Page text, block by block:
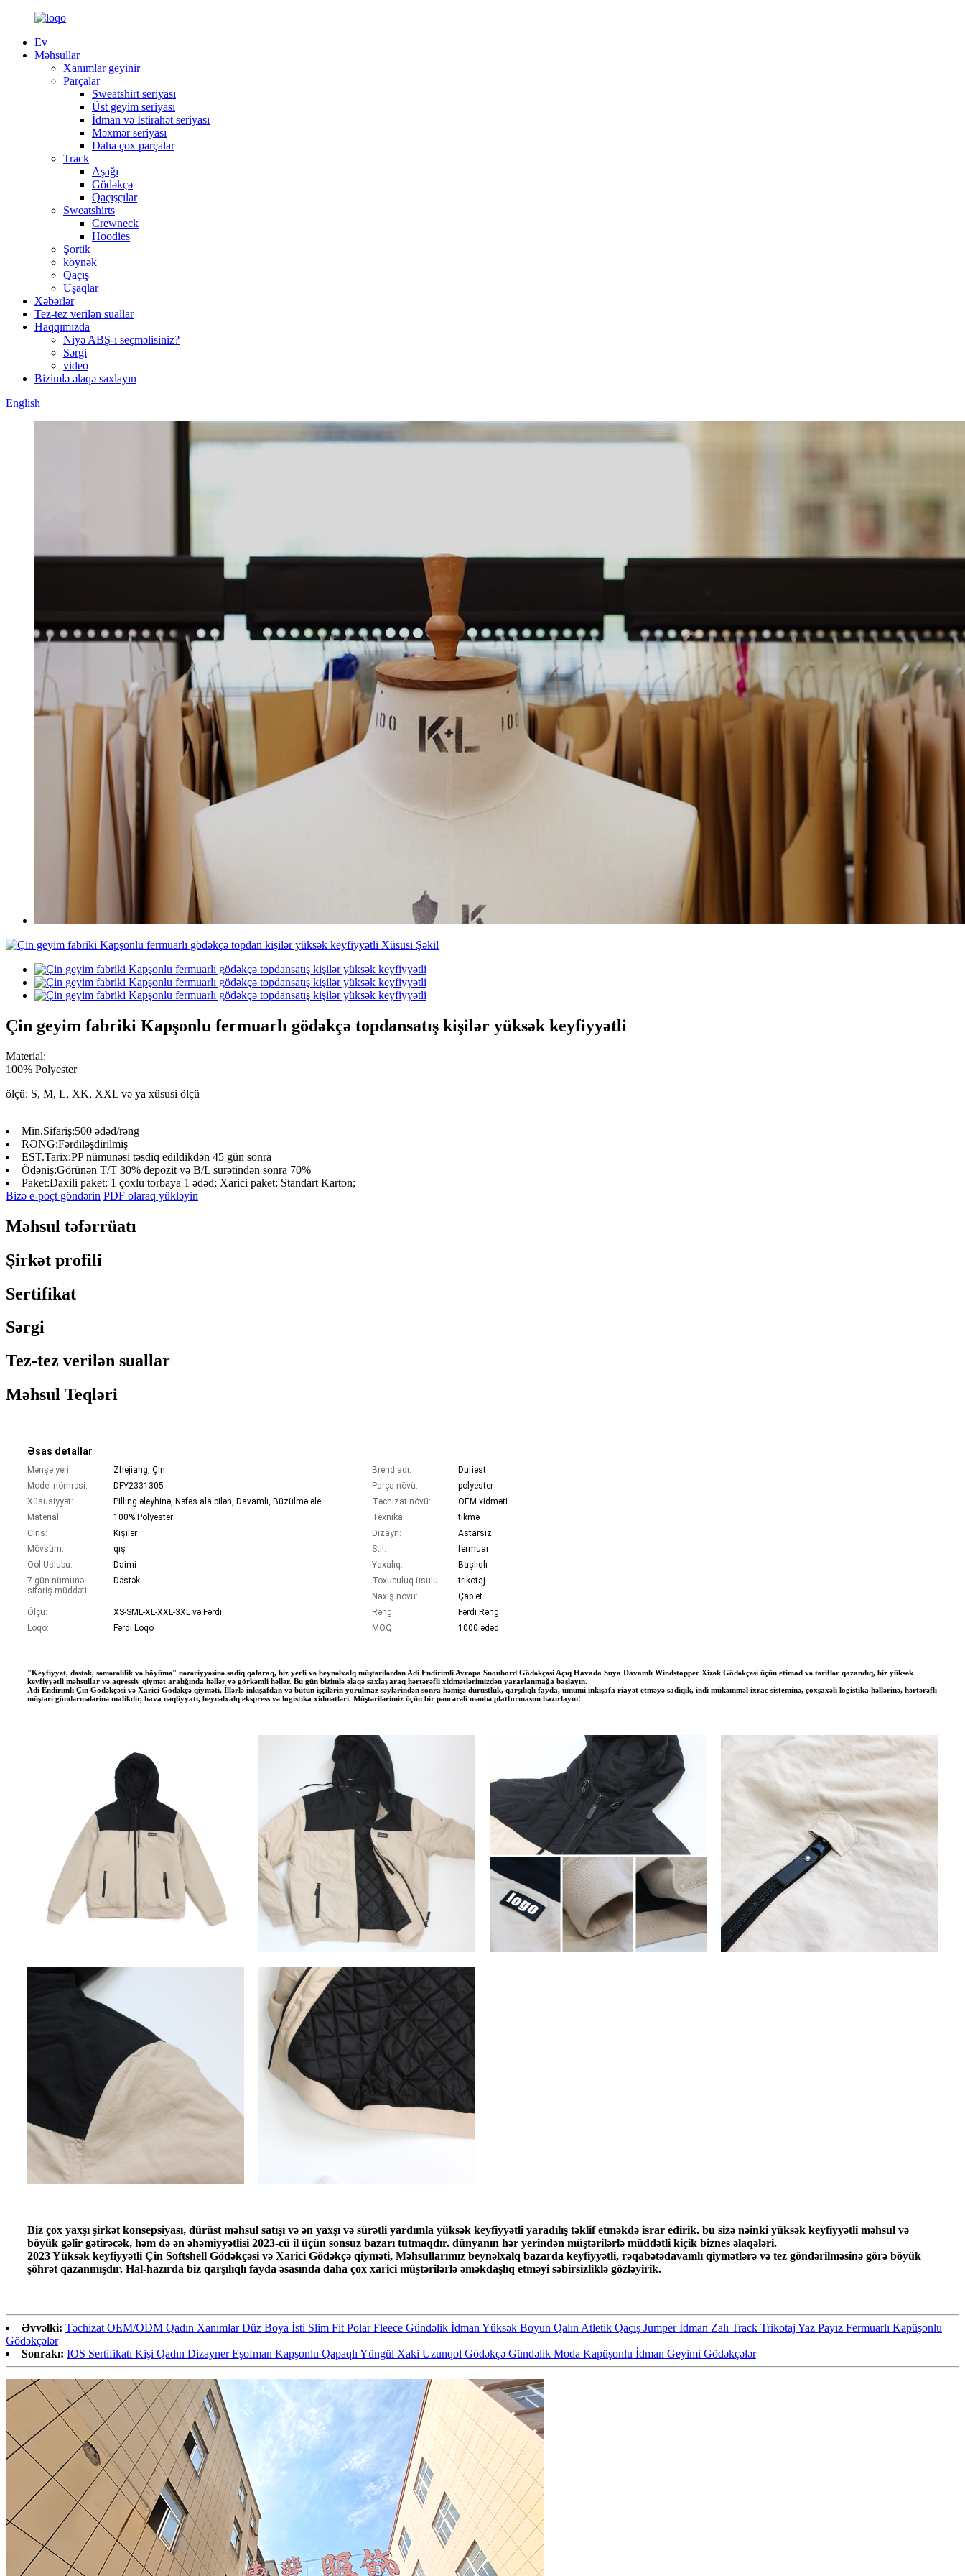
Ev
Məhsullar
Xanımlar geyinir
Parçalar
Sweatshirt seriyası
Üst geyim seriyası
İdman və İstirahət seriyası
Məxmər seriyası
Daha çox parçalar
Track
Aşağı
Gödəkçə
Qaçışçılar
Sweatshirts
Crewneck
Hoodies
Şortik
köynək
Qaçış
Uşaqlar
Xəbərlər
Tez-tez verilən suallar
Haqqımızda
Niyə ABŞ-ı seçməlisiniz?
Sərgi
video
Bizimlə əlaqə saxlayın
English
Çin geyim fabriki Kapşonlu fermuarlı gödəkçə topdansatış kişilər yüksək keyfiyyətli
Material:
100% Polyester
ölçü: S, M, L, XK, XXL və ya xüsusi ölçü
Min.Sifariş:500 ədəd/rəng
RƏNG:Fərdiləşdirilmiş
EST.Tarix:PP nümunəsi təsdiq edildikdən 45 gün sonra
Ödəniş:Görünən T/T 30% depozit və B/L surətindən sonra 70%
Paket:Daxili paket: 1 çoxlu torbaya 1 ədəd; Xarici paket: Standart Karton;
Bizə e-poçt göndərin PDF olaraq yükləyin
Məhsul təfərrüatı
Şirkət profili
Sertifikat
Sərgi
Tez-tez verilən suallar
Məhsul Teqləri
Əsas detallar
Mənşə yeri: Zhejiang, Çin Brend adı:
Dufiest
Model nömrəsi:
DFY2331305 Parça növü:
polyester
Xüsusiyyət:
Pilling əleyhinə, Nəfəs ala bilən, Davamlı, Büzülmə əleyhinə, Böyük Ölçü Təchizat növü:
OEM xidməti
Material:
100% Polyester Texnika:
tikmə
Cins:
Kişilər Dizayn:
Astarsız
Mövsüm:
qış Stil:
fermuar
Qol Üslubu:
Daimi Yaxalıq:
Başlıqlı
7 gün nümunə
sifariş müddəti:
Dəstək Toxuculuq üsulu:
trikotaj
Naxış növü:
Çap et
Ölçü:
XS-SML-XL-XXL-3XL və Fərdi Rəng:
Fərdi Rəng
Loqo:
Fərdi Loqo MOQ: 1000 ədəd
"Keyfiyyət, dəstək, səmərəlilik və böyümə" nəzəriyyəsinə sadiq qalaraq, biz yerli və beynəlxalq müştərilərdən Adi Endirimli Avropa Snoubord Gödəkçəsi Açıq Havada Suya Davamlı Windstopper Xizək Gödəkçəsi üçün etimad və təriflər qazandıq, biz yüksək
keyfiyyətli məhsullar və aqressiv qiymət aralığında həllər və görkəmli həllər. Bu gün bizimlə əlaqə saxlayaraq hərtərəfli xidmətlərimizdən yararlanmağa başlayın.
Adi Endirimli Çin Gödəkçəsi və Xarici Gödəkçə qiyməti, İllərlə inkişafdan və bütün işçilərin yorulmaz səylərindən sonra həmişə dürüstlük, qarşılıqlı fayda, ümumi inkişafa riayət etməyə sadiqik, indi mükəmməl ixrac sisteminə, çoxşaxəli logistika həllərinə, hərtərəfli
müştəri göndərmələrinə malikdir, hava nəqliyyatı, beynəlxalq ekspress və logistika xidmətləri. Müştərilərimiz üçün bir pəncərəli mənbə platformasını hazırlayın!
Biz çox yaxşı şirkət konsepsiyası, dürüst məhsul satışı və ən yaxşı və sürətli yardımla yüksək keyfiyyətli yaradılış təklif etməkdə israr edirik. bu sizə nəinki yüksək keyfiyyətli məhsul və
böyük gəlir gətirəcək, həm də ən əhəmiyyətlisi 2023-cü il üçün sonsuz bazarı tutmaqdır. dünyanın hər yerindən müştərilərlə müddətli kiçik biznes əlaqələri.
2023 Yüksək keyfiyyətli Çin Softshell Gödəkçəsi və Xarici Gödəkçə qiyməti, Məhsullarımız beynəlxalq bazarda keyfiyyətli, rəqabətədavamlı qiymətlərə və tez göndərilməsinə görə böyük
şöhrət qazanmışdır. Hal-hazırda biz qarşılıqlı fayda əsasında daha çox xarici müştərilərlə əməkdaşlıq etməyi səbirsizliklə gözləyirik.
Əvvəlki: Təchizat OEM/ODM Qadın Xanımlar Düz Boya İsti Slim Fit Polar Fleece Gündəlik İdman Yüksək Boyun Qalın Atletik Qaçış Jumper İdman Zalı Track Trikotaj Yaz Payız Fermuarlı Kapüşonlu
Gödəkçələr
Sonrakı: IOS Sertifikatı Kişi Qadın Dizayner Eşofman Kapşonlu Qapaqlı Yüngül Xaki Uzunqol Gödəkçə Gündəlik Moda Kapüşonlu İdman Geyimi Gödəkçələr